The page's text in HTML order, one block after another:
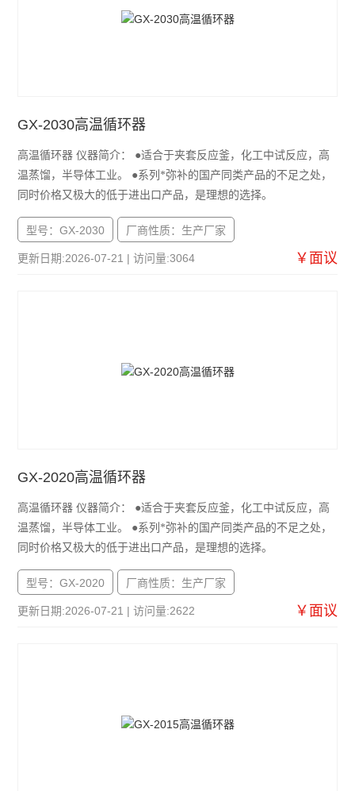
GX-2030高温循环器
高温循环器 仪器简介： ●适合于夹套反应釜，化工中试反应，高
温蒸馏，半导体工业。 ●系列*弥补的国产同类产品的不足之处，
同时价格又极大的低于进出口产品，是理想的选择。
型号：GX-2030 厂商性质：生产厂家
更新日期:2026-07-21 | 访问量:3064 ￥面议
GX-2020高温循环器
高温循环器 仪器简介： ●适合于夹套反应釜，化工中试反应，高
温蒸馏，半导体工业。 ●系列*弥补的国产同类产品的不足之处，
同时价格又极大的低于进出口产品，是理想的选择。
型号：GX-2020 厂商性质：生产厂家
更新日期:2026-07-21 | 访问量:2622 ￥面议